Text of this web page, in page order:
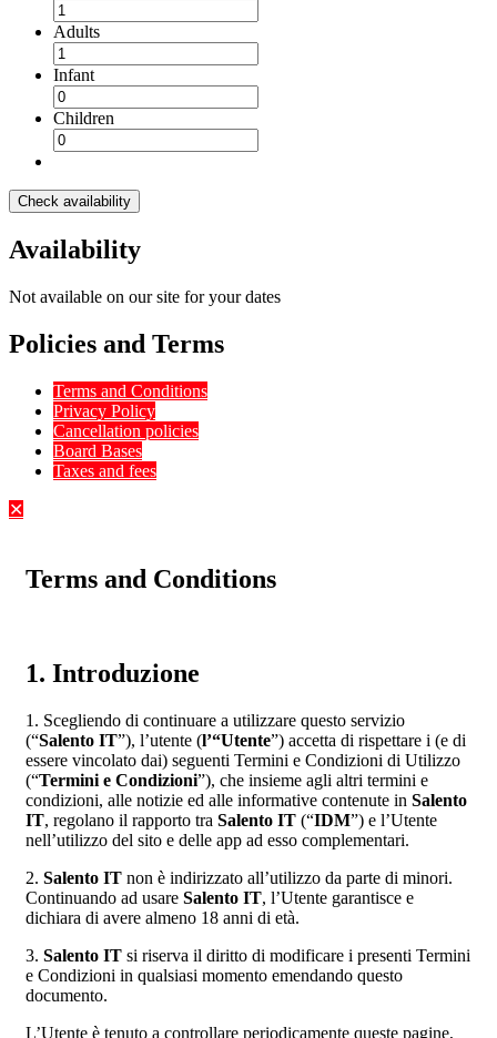
Adults
Infant
Children
Check availability
Availability
Not available on our site for your dates
Policies and Terms
Terms and Conditions
Privacy Policy
Cancellation policies
Board Bases
Taxes and fees
✕
Terms and Conditions
1. Introduzione
1. Scegliendo di continuare a utilizzare questo servizio
(“Salento IT”), l’utente (l’“Utente”) accetta di rispettare i (e di
essere vincolato dai) seguenti Termini e Condizioni di Utilizzo
(“Termini e Condizioni”), che insieme agli altri termini e
condizioni, alle notizie ed alle informative contenute in Salento
IT, regolano il rapporto tra Salento IT (“IDM”) e l’Utente
nell’utilizzo del sito e delle app ad esso complementari.
2. Salento IT non è indirizzato all’utilizzo da parte di minori.
Continuando ad usare Salento IT, l’Utente garantisce e
dichiara di avere almeno 18 anni di età.
3. Salento IT si riserva il diritto di modificare i presenti Termini
e Condizioni in qualsiasi momento emendando questo
documento.
L’Utente è tenuto a controllare periodicamente queste pagine,